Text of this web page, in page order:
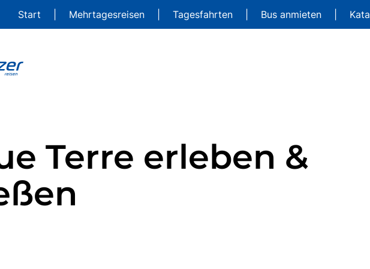
Start Mehrtagesreisen Tagesfahrten Bus anmieten
Terre erleben &